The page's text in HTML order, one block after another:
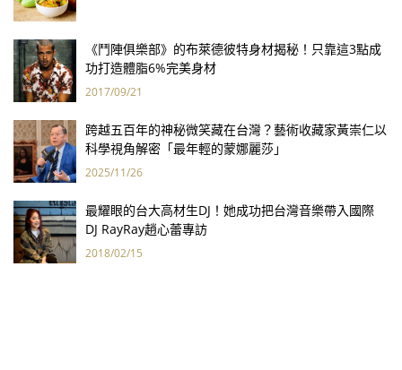
《鬥陣俱樂部》的布萊德彼特身材揭秘！只靠這3點成
功打造體脂6%完美身材
2017/09/21
跨越五百年的神秘微笑藏在台灣？藝術收藏家黃崇仁以
科學視角解密「最年輕的蒙娜麗莎」
2025/11/26
最耀眼的台大高材生DJ！她成功把台灣音樂帶入國際
DJ RayRay趙心蕾專訪
2018/02/15